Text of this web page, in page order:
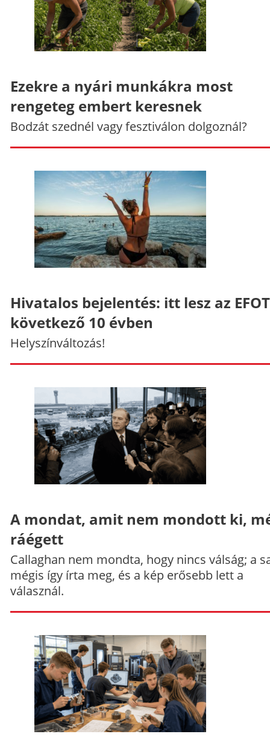
Ezekre a nyári munkákra most
rengeteg embert keresnek
Bodzát szednél vagy fesztiválon dolgoznál?
Hivatalos bejelentés: itt lesz az
következő 10 évben
Helyszínváltozás!
A mondat, amit nem mondott ki,
ráégett
Callaghan nem mondta, hogy nincs válság; a
mégis így írta meg, és a kép erősebb lett a
válasznál.